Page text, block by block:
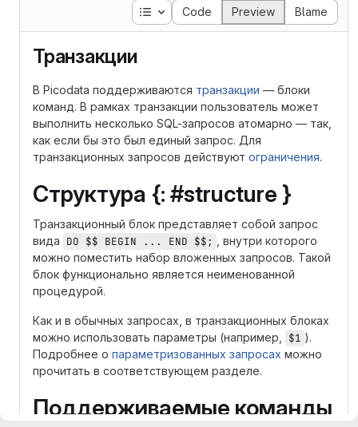
Table of contents
Code Preview Blame
Транзакции
В Picodata поддерживаются транзакции — блоки
команд. В рамках транзакции пользователь может
выполнить несколько SQL-запросов атомарно — так,
как если бы это был единый запрос. Для
транзакционных запросов действуют ограничения.
Структура {: #structure }
Транзакционный блок представляет собой запрос
вида DO $$ BEGIN ... END $$;
, внутри которого
можно поместить набор вложенных запросов. Такой
блок функционально является неименованной
процедурой.
Как и в обычных запросах, в транзакционных блоках
можно использовать параметры (например,
$1 ).
Подробнее о параметризованных запросах можно
прочитать в соответствующем разделе.
Поддерживаемые команды